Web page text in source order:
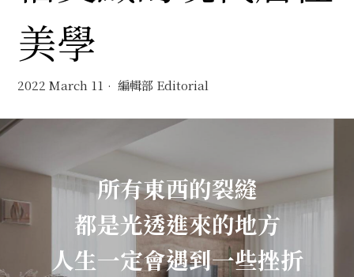
美學
2022 March 11 編輯部 Editorial
所有東西的裂縫
都是光透進來的地方
人生一定會遇到一些挫折